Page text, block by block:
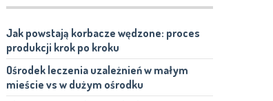
Jak powstają korbacze wędzone: proces
produkcji krok po kroku
Ośrodek leczenia uzależnień w małym
mieście vs w dużym ośrodku